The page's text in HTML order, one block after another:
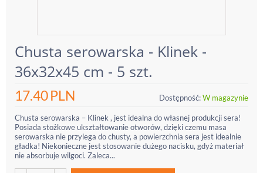
Chusta serowarska - Klinek -
36x32x45 cm - 5 szt.
17.40PLN Dostępność:W magazynie
Chusta serowarska – Klinek , jest idealna do własnej produkcji sera!
Posiada stożkowe ukształtowanie otworów, dzięki czemu masa
serowarska nie przylega do chusty, a powierzchnia sera jest idealnie
gładka! Niekonieczne jest stosowanie dużego nacisku, gdyż materiał
nie absorbuje wilgoci. Zaleca...